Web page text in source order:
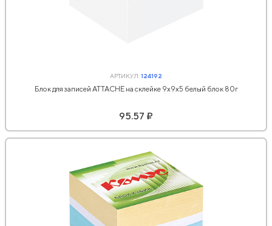
АРТИКУЛ:124192
Блок для записей ATTACHE на склейке 9х9х5 белый блок 80г
95.57 ₽